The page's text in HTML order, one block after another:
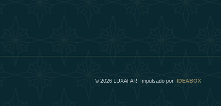
© 2026 LUXAFAR. Impulsado por IDEABOX